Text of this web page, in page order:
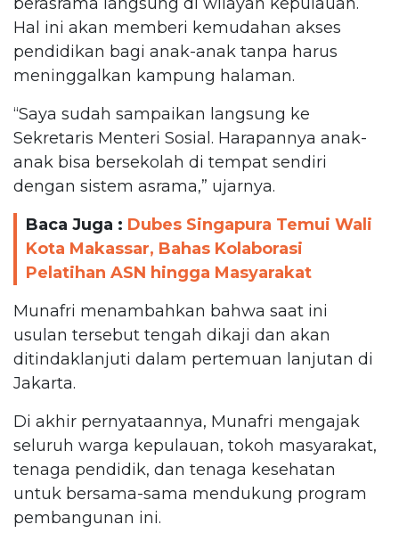
Hal ini akan memberi kemudahan akses
pendidikan bagi anak-anak tanpa harus
meninggalkan kampung halaman.
“Saya sudah sampaikan langsung ke
Sekretaris Menteri Sosial. Harapannya anak-
anak bisa bersekolah di tempat sendiri
dengan sistem asrama,” ujarnya.
Baca Juga : Dubes Singapura Temui Wali
Kota Makassar, Bahas Kolaborasi
Pelatihan ASN hingga Masyarakat
Munafri menambahkan bahwa saat ini
usulan tersebut tengah dikaji dan akan
ditindaklanjuti dalam pertemuan lanjutan di
Jakarta.
Di akhir pernyataannya, Munafri mengajak
seluruh warga kepulauan, tokoh masyarakat,
tenaga pendidik, dan tenaga kesehatan
untuk bersama-sama mendukung program
pembangunan ini.